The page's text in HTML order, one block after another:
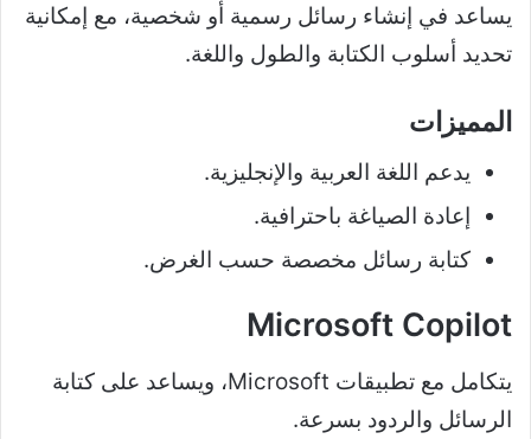
يساعد في إنشاء رسائل رسمية أو شخصية، مع إمكانية
تحديد أسلوب الكتابة والطول واللغة.
المميزات
يدعم اللغة العربية والإنجليزية.
إعادة الصياغة باحترافية.
كتابة رسائل مخصصة حسب الغرض.
Microsoft Copilot
يتكامل مع تطبيقات Microsoft، ويساعد على كتابة
الرسائل والردود بسرعة.